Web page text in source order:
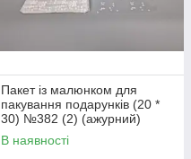
Пакет із малюнком для
пакування подарунків (20 *
30) №382 (2) (ажурний)
"Ромашка" (100 шт)
В наявності